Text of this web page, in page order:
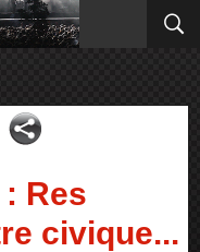
Res
civique...